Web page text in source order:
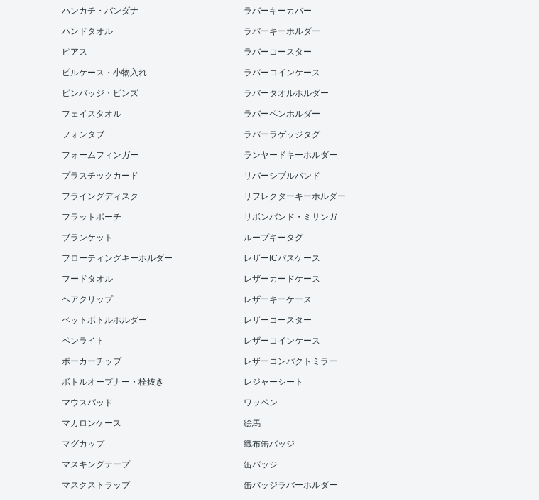
ハンカチ・バンダナ
ハンドタオル
ピアス
ピルケース・小物入れ
ピンバッジ・ピンズ
フェイスタオル
フォンタブ
フォームフィンガー
プラスチックカード
フライングディスク
フラットポーチ
ブランケット
フローティングキーホルダー
フードタオル
ヘアクリップ
ペットボトルホルダー
ペンライト
ポーカーチップ
ボトルオープナー・栓抜き
マウスパッド
マカロンケース
マグカップ
マスキングテープ
マスクストラップ
ラバーキーカバー
ラバーキーホルダー
ラバーコースター
ラバーコインケース
ラバータオルホルダー
ラバーペンホルダー
ラバーラゲッジタグ
ランヤードキーホルダー
リバーシブルバンド
リフレクターキーホルダー
リボンバンド・ミサンガ
ループキータグ
レザーICパスケース
レザーカードケース
レザーキーケース
レザーコースター
レザーコインケース
レザーコンパクトミラー
レジャーシート
ワッペン
絵馬
織布缶バッジ
缶バッジ
缶バッジラバーホルダー